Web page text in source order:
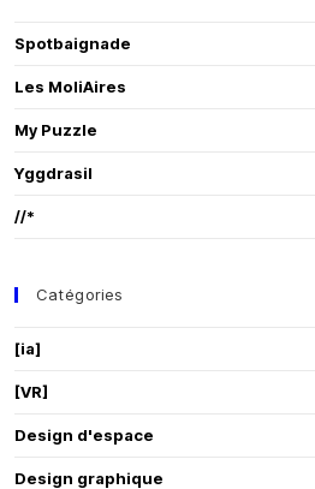
Spotbaignade
Les MoliAires
My Puzzle
Yggdrasil
//*
Catégories
[ia]
[VR]
Design d'espace
Design graphique